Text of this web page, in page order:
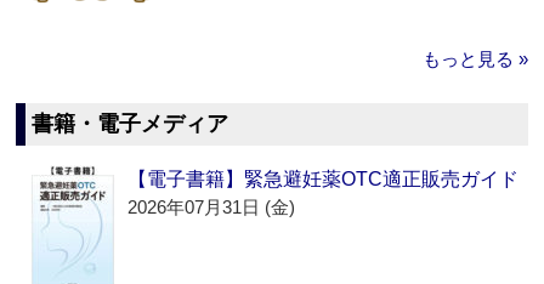
もっと見る »
書籍・電子メディア
【電子書籍】緊急避妊薬OTC適正販売ガイド
2026年07月31日 (金)